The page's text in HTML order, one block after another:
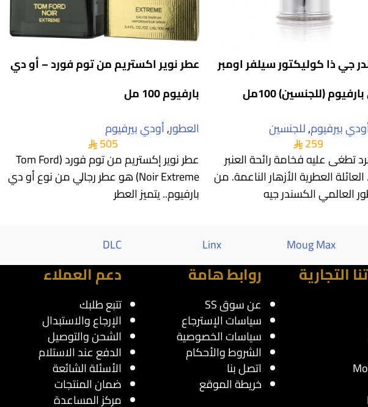
جي ذا كوليكتور سيلفر اومبر
(للجنسين) 100مل
بيرفيوم,للجنسين
259
تطغى عليه فخامة رائحة العنبر
العطرية الأزهار الناعمة. من
العالمي الكسندر جيه
عطر نوير اكستريم من توم فورد – أو دي
بارفيوم 100 مل
العطور,أودي بيرفيوم
505
عطر نوير إكستريم من توم فورد (Tom Ford
Noir Extreme) هو عطر رجالي من نوع أو دي
بارفيوم.. يتميز العطر
Moug Max
Linx
DLC
التجارية روابط هامة
عن سوق SS
سياسات الإسترجاع
سياسات الخصوصية
الشروط والأحكام
اتصل بنا
خريطة الموقع
دعم العملاء
تتبع طلبك
الإرجاع والاستبدال
الشحن والتوصيل
الدفع عند الاستلام
الأسئلة الشائعة
ضمان المنتجات
مركز المساعدة